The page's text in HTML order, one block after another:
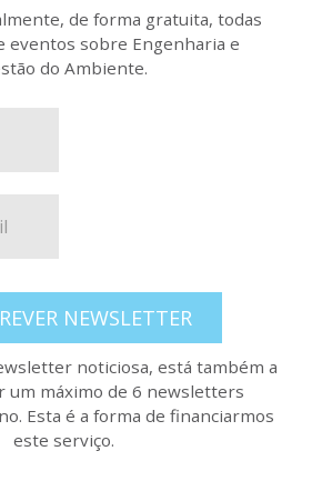
de forma gratuita, todas
eventos sobre Engenharia e
do Ambiente.
NEWSLETTER
noticiosa, está também a
um máximo de 6 newsletters
Esta é a forma de financiarmos
este serviço.